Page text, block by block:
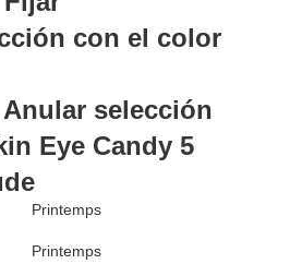
con el color
selección
Eye Candy 5